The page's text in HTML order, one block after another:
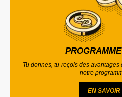
Tu donnes, tu reçois des
notre
EN SAVOIR